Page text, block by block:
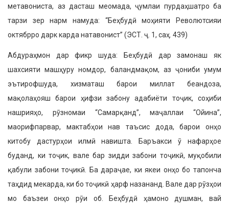
метавониста, аз дасташ меомада, ҷумлаи пурдаҳшатро ба
тарзи зер нарм намуда: “Беҳбудӣ моҳияти Револютсияи
октябрро дарк карда натавонист” (ЭСТ. ҷ. 1, саҳ. 439)
Абдураҳмон дар фикр шуда: Беҳбудӣ дар замонаш як
шахсияти машҳуру номдор, баландмақом, аз ҷониби умум
эътирофшуда, хизматаш барои миллат беандоза,
мақолаҳояш барои ҳифзи забону адабиёти тоҷик, соҳиби
нашрияҳо, рӯзномаи “Самарқанд”, маҷаллаи “Ойина”,
маорифпарвар, мактабҳои нав таъсис дода, барои онҳо
китобу дастурҳои илмӣ навишта. Баръакси ӯ нафарҳое
буданд, ки тоҷик, вале бар зидди забони тоҷикӣ, муқобили
қабули забони тоҷикӣ. Ба дараҷае, ки якеи онҳо бо тапонча
таҳдид ме­карда, ки бо тоҷикӣ ҳарф назананд. Вале дар рӯзҳои
мо баъзеи онҳо рӯи об. Беҳбудӣ ҳамоно душман, вай